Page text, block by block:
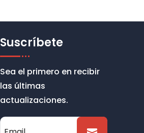
Suscríbete
Sea el primero en recibir
las últimas
actualizaciones.